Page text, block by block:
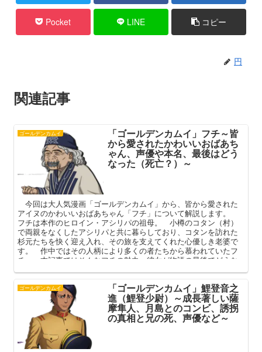
Pocket LINE コピー
円
関連記事
ゴールデンカムイ 「ゴールデンカムイ」フチ～皆
から愛されたかわいいおばあち
ゃん、声優や本名、最後はどう
なった（死亡？）～
今回は大人気漫画「ゴールデンカムイ」から、皆から愛された
アイヌのかわいいおばあちゃん「フチ」について解説します。
フチは本作のヒロイン・アシリパの祖母。 小樽のコタン（村）
で両親をなくしたアシリパと共に暮らしており、コタンを訪れた
杉元たちを快く迎え入れ、その旅を支えてくれた心優しき老婆で
す。 作中ではその人柄により多くの者たちから慕われていたフ
チ。 本記事ではそんなフチの魅力、彼女が物語の最後でどうな
ゴールデンカムイ 「ゴールデンカムイ」鯉登音之
進（鯉登少尉）～成長著しい薩
摩隼人、月島とのコンビ、誘拐
の真相と兄の死、声優など～